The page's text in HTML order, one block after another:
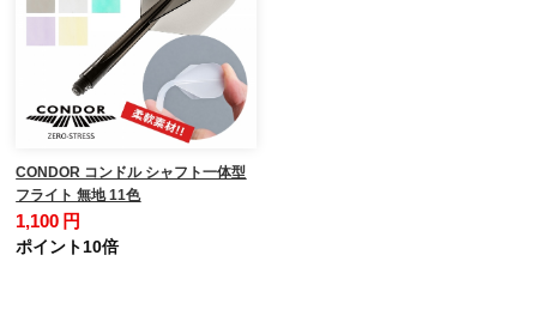
CONDOR コンドル シャフト一体型
フライト 無地 11色
1,100 円
ポイント10倍